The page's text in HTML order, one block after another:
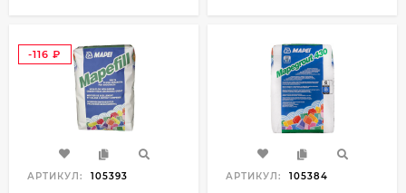
-116
АРТИКУЛ: 105393 АРТИКУЛ: 105384